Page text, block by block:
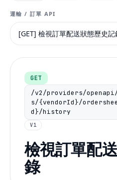
運輸 / 訂單 API
GET
/v2/providers/
s/{vendorId}/
d}/history
V1
檢視訂單配
錄